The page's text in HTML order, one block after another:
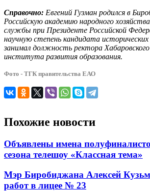
Справочно: Евгений Гузман родился в
Российскую академию народного
службы при Президенте Российской
научную степень кандидата исторических
занимал должность ректора Хабаровского
института развития образования.
Фото - ТГК правительства ЕАО
Похожие новости
Объявлены имена
сезона телешоу «Классная тема»
Мэр Биробиджана Алексей
работ в лицее № 23